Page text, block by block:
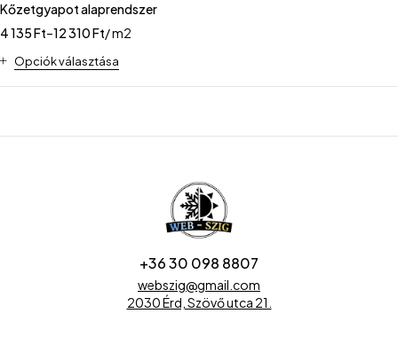
Kőzetgyapot alaprendszer
4 135Ft–12 310Ft/ m2
Opciók választása
+36 30 098 8807
webszig@gmail.com
2030 Érd, Szövő utca 21.